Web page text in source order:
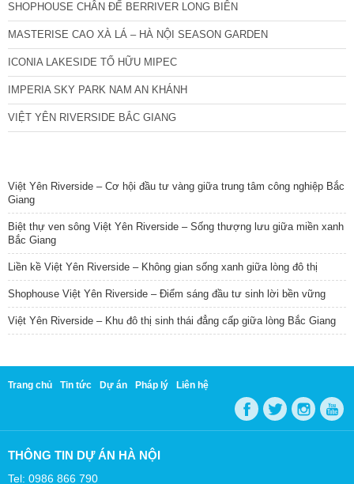
SHOPHOUSE CHÂN ĐẾ BERRIVER LONG BIÊN
MASTERISE CAO XÀ LÁ – HÀ NỘI SEASON GARDEN
ICONIA LAKESIDE TỐ HỮU MIPEC
IMPERIA SKY PARK NAM AN KHÁNH
VIỆT YÊN RIVERSIDE BẮC GIANG
Việt Yên Riverside – Cơ hội đầu tư vàng giữa trung tâm công nghiệp Bắc
Giang
Biệt thự ven sông Việt Yên Riverside – Sống thượng lưu giữa miền xanh
Bắc Giang
Liền kề Việt Yên Riverside – Không gian sống xanh giữa lòng đô thị
Shophouse Việt Yên Riverside – Điểm sáng đầu tư sinh lời bền vững
Việt Yên Riverside – Khu đô thị sinh thái đẳng cấp giữa lòng Bắc Giang
Trang chủ Tin tức Dự án Pháp lý Liên hệ
THÔNG TIN DỰ ÁN HÀ NỘI
Tel: 0986 866 790